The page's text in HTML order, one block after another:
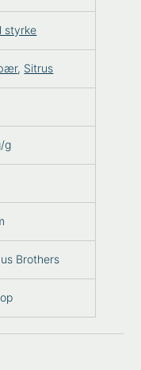
styrke
, Sitrus
g
Brothers